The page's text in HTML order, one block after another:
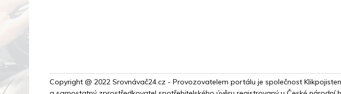
Copyright @ 2022 Srovnávač24.cz - Provozovatelem portálu je společnost